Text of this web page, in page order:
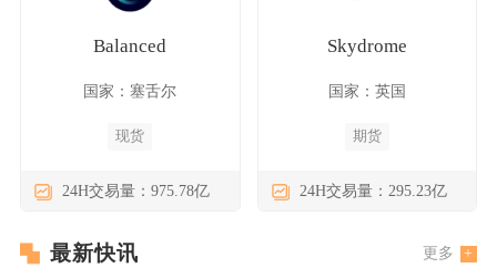
Balanced
国家：塞舌尔
现货
24H交易量：975.78亿
Skydrome
国家：英国
期货
24H交易量：295.23亿
最新快讯 更多